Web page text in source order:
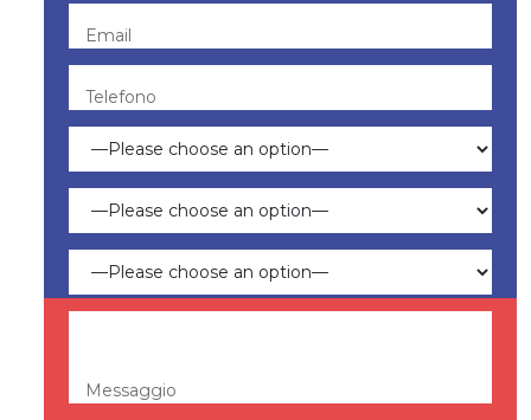
Email
Telefono
Messaggio